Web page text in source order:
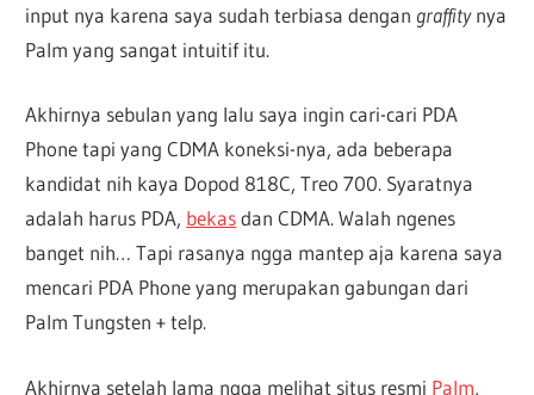
input nya karena saya sudah terbiasa dengan graffitynya
Palm yang sangat intuitif itu.
Akhirnya sebulan yang lalu saya ingin cari-cari PDA
Phone tapi yang CDMA koneksi-nya, ada beberapa
kandidat nih kaya Dopod 818C, Treo 700. Syaratnya
adalah harus PDA, bekasdan CDMA. Walah ngenes
banget nih… Tapi rasanya ngga mantep aja karena saya
mencari PDA Phone yang merupakan gabungan dari
Palm Tungsten + telp.
Akhirnya setelah lama ngga melihat situs resmi Palm,